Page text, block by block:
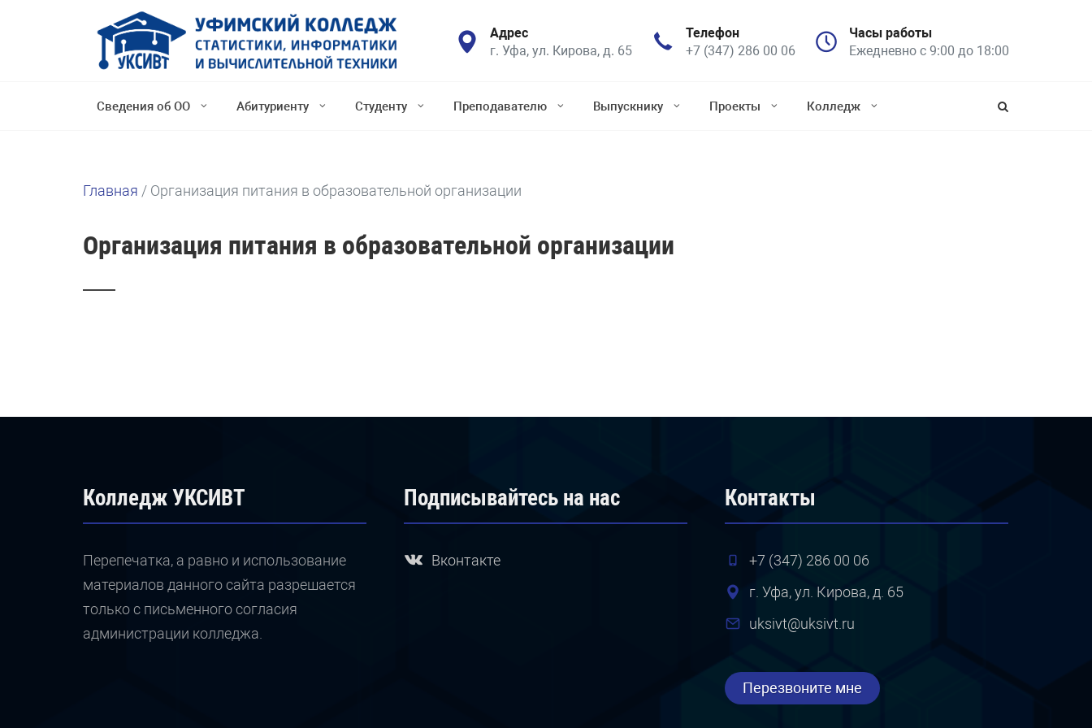
Адрес
г. Уфа, ул. Кирова, д. 65
Телефон
+7 (347) 286 00 06
Часы работы
Ежедневно с 9:00 до 18:00
Сведения об ОО Абитуриенту Студенту Преподавателю Выпускнику Проекты Колледж
Главная / Организация питания в образовательной организации
Организация питания в образовательной организации
Колледж УКСИВТ
Перепечатка, а равно и использование
материалов данного сайта разрешается
только с письменного согласия
администрации колледжа.
Подписывайтесь на нас
Вконтакте
Контакты
+7 (347) 286 00 06
г. Уфа, ул. Кирова, д. 65
uksivt@uksivt.ru
Перезвоните мне